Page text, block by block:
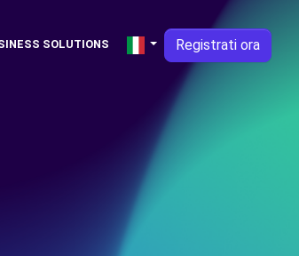
SOLUTIONS Registrati ora